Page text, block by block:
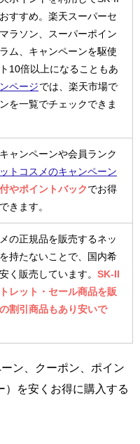
すすめ。楽天スーパーセ
ラソン、スーパーポイン
ム、キャンペーンを駆使
10倍以上になることもあ
ページでは、楽天市場で
を一覧でチェックできま
ャンペーンや会員ランク
トコスメのキャンペーン
やポイントバックでお得
きます。
の正規品を販売するネッ
持たないことで、国内希
く販売しています。 SK-II
レット・セール商品を販
割引商品もあり安いで
ン、クーポン、ポイン
）を安くお得に購入する